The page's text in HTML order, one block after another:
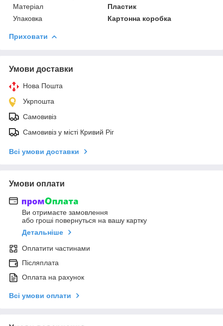
Матеріал
Пластик
Упаковка
Картонна коробка
Приховати
Умови доставки
Нова Пошта
Укрпошта
Самовивіз
Самовивіз у місті Кривий Ріг
Всі умови доставки
Умови оплати
Ви отримаєте замовлення
або гроші повернуться на вашу картку
Детальніше
Оплатити частинами
Післяплата
Оплата на рахунок
Всі умови оплати